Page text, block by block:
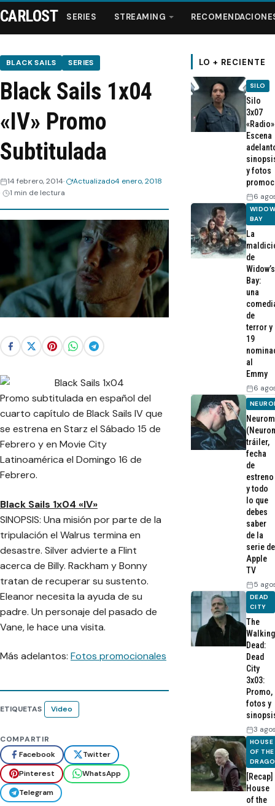
Series
Streaming
Recomendaciones
Videos
Webisodios
CARLOST SERIES STREAMING
BLACK SAILS SERIES
Black Sails 1x04
«IV» Promo
Subtitulada
14 febrero, 2014 Actualizado4 enero, 2018
1 min de lectura
Promo subtitulada en español del
cuarto capítulo de Black Sails IV que
se estrena en Starz el Sábado 15 de
Febrero y en Movie City
Latinoamérica el Domingo 16 de
Febrero.
Black Sails 1x04 «IV»
SINOPSIS: Una misión por parte de la
tripulación el Walrus termina en
desastre. Silver advierte a Flint
acerca de Billy. Rackham y Bonny
tratan de recuperar su sustento.
Eleanor necesita la ayuda de su
padre. Un personaje del pasado de
Vane, le hace una visita.
Más adelantos: Fotos promocionales
ETIQUETAS Video
COMPARTIR
Facebook
Twitter
Pinterest
WhatsApp
Telegram
LO + RECIENTE
SILO
Silo
3x07
Escena
y fotos
6
BAY
La
de
Widow’s
Bay:
una
de
terror y
19
al
Emmy
6
tráiler,
fecha
de
estreno
y todo
lo que
debes
saber
de la
serie de
Apple
TV
5
DEAD
CITY
The
Walking
Dead:
Dead
City
3x03:
Promo,
fotos y
3
HOUSE
OF THE
[Recap]
House
of the